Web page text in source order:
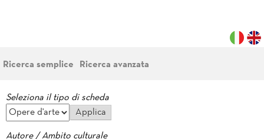
Ricerca semplice Ricerca avanzata
Seleziona il tipo di scheda
Autore / Ambito culturale